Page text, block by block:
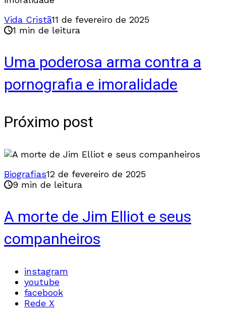
Vida Cristã11 de fevereiro de 2025
1 min de leitura
Uma poderosa arma contra a
pornografia e imoralidade
Próximo post
Biografias12 de fevereiro de 2025
9 min de leitura
A morte de Jim Elliot e seus
companheiros
instagram
youtube
facebook
Rede X